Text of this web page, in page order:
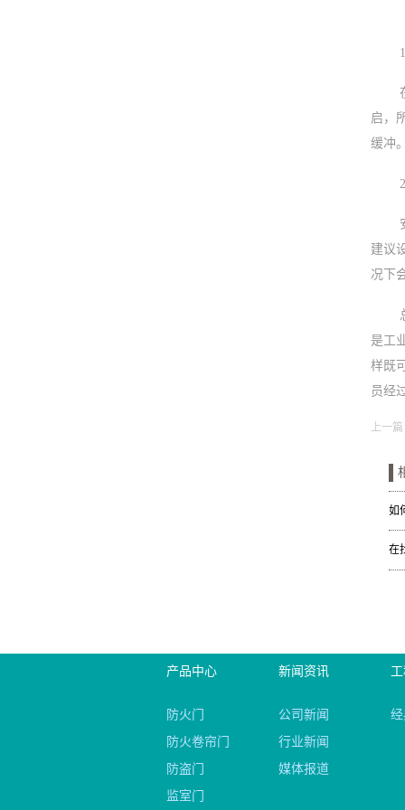
启，
缓冲
建议
况下
是工
样既
员经
上一篇
如
在
产品中心
防火门
防火卷帘门
防盗门
监室门
新闻资讯
公司新闻
行业新闻
媒体报道
经